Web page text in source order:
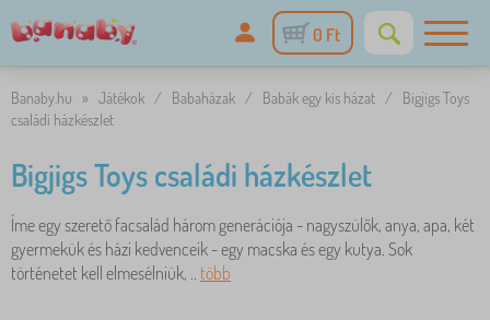
0 Ft
Banaby.hu » Játékok / Babaházak / Babák egy kis házat /
Bigjigs Toys
családi házkészlet
Bigjigs Toys családi házkészlet
Íme egy szerető facsalád három generációja - nagyszülők, anya, apa, két
gyermekük és házi kedvenceik - egy macska és egy kutya. Sok
történetet kell elmesélniük, .. több